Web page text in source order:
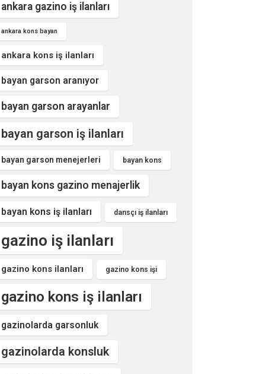
ankara gazino iş ilanları
ankara kons bayan
ankara kons iş ilanları
bayan garson aranıyor
bayan garson arayanlar
bayan garson iş ilanları
bayan garson menejerleri bayan kons
bayan kons gazino menajerlik
bayan kons iş ilanları dansçı iş ilanları
gazino iş ilanları
gazino kons ilanları gazino kons işi
gazino kons iş ilanları
gazinolarda garsonluk
gazinolarda konsluk